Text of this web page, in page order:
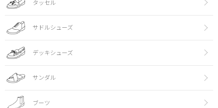
タッセル
サドルシューズ
デッキシューズ
サンダル
ブーツ